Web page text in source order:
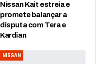
Nissan Kait estreia e
promete balançar a
disputa com Tera e
Kardian
NISSAN